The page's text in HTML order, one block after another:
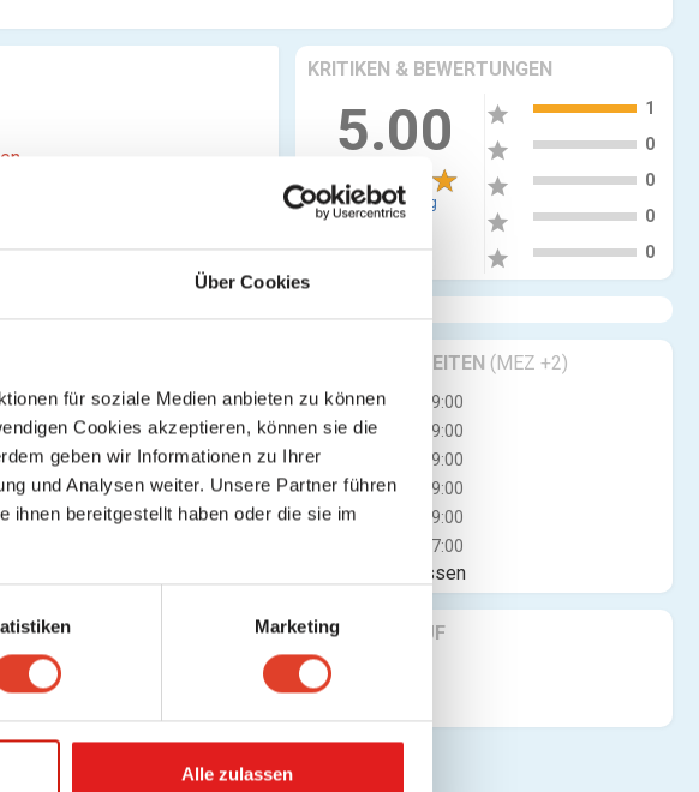
Über Cookies
für soziale Medien anbieten zu können
Cookies akzeptieren, können sie die
geben wir Informationen zu Ihrer
und Analysen weiter. Unsere Partner führen
ihnen bereitgestellt haben oder die sie im
Marketing
Alle zulassen
KRITIKEN & BEWERTUNGEN
5.00
1 Bewertung
star 1
star 0
star 0
star 0
star 0
GESCHÄFTSZEITEN (MEZ +2)
Mo
07:00 - 19:00
Di
07:00 - 19:00
Mi
07:00 - 19:00
Do
07:00 - 19:00
Fr
07:00 - 19:00
07:00 - 17:00
Jetzt geschlossen
FINDE UNS AUF